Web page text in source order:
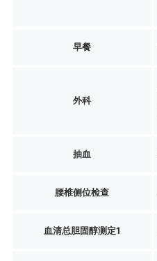
早餐
外科
抽血
腰椎侧位检查
血清总胆固醇测定1